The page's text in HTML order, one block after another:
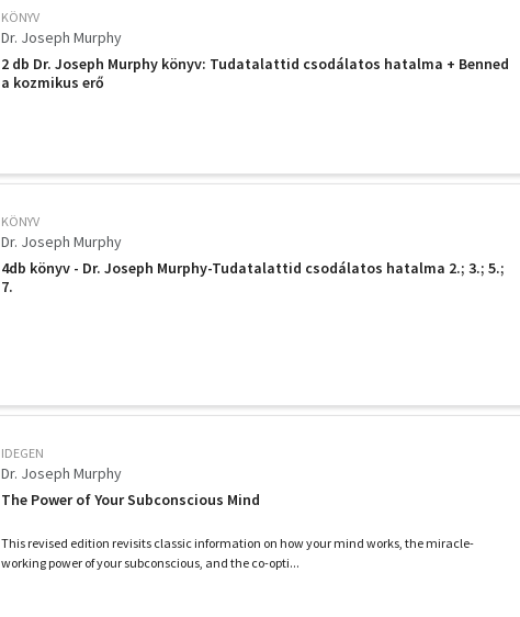
KÖNYV
Dr. Joseph Murphy
2 db Dr. Joseph Murphy könyv: Tudatalattid csodálatos hatalma + Benned
a kozmikus erő
KÖNYV
Dr. Joseph Murphy
4db könyv - Dr. Joseph Murphy-Tudatalattid csodálatos hatalma 2.; 3.; 5.;
7.
IDEGEN
Dr. Joseph Murphy
The Power of Your Subconscious Mind
This revised edition revisits classic information on how your mind works, the miracle-
working power of your subconscious, and the co-opti...